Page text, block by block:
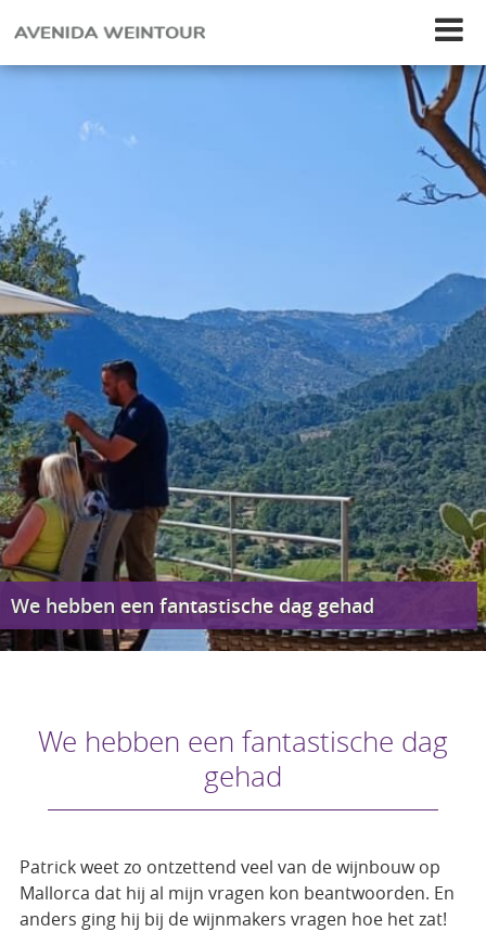
We hebben een fantastische dag gehad
We hebben een fantastische dag
gehad
Patrick weet zo ontzettend veel van de wijnbouw op
Mallorca dat hij al mijn vragen kon beantwoorden. En
anders ging hij bij de wijnmakers vragen hoe het zat!